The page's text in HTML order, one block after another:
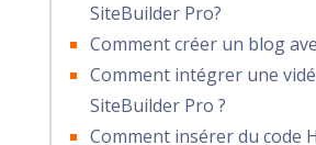
SiteBuilder Pro?
Comment créer un blog
Comment intégrer une
SiteBuilder Pro ?
Comment insérer du code